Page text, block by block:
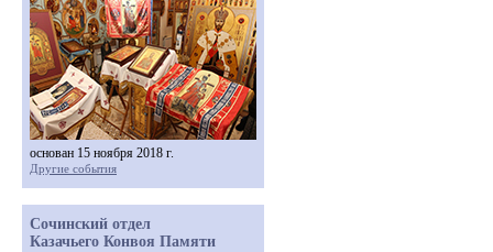
основан 15 ноября 2018 г.
Другие события
Сочинский отдел
Казачьего Конвоя Памяти